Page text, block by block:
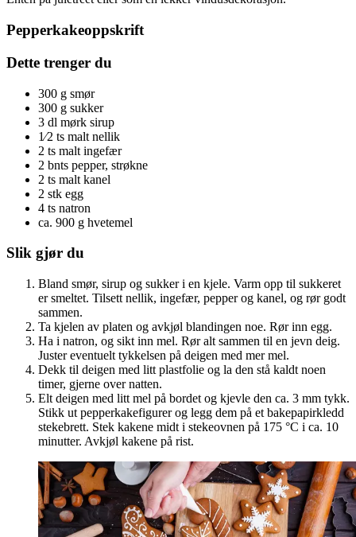
Pepperkakeoppskrift
Dette trenger du
300 g smør
300 g sukker
3 dl mørk sirup
1⁄2 ts malt nellik
2 ts malt ingefær
2 bnts pepper, strøkne
2 ts malt kanel
2 stk egg
4 ts natron
ca. 900 g hvetemel
Slik gjør du
Bland smør, sirup og sukker i en kjele. Varm opp til sukkeret
er smeltet. Tilsett nellik, ingefær, pepper og kanel, og rør godt
sammen.
Ta kjelen av platen og avkjøl blandingen noe. Rør inn egg.
Ha i natron, og sikt inn mel. Rør alt sammen til en jevn deig.
Juster eventuelt tykkelsen på deigen med mer mel.
Dekk til deigen med litt plastfolie og la den stå kaldt noen
timer, gjerne over natten.
Elt deigen med litt mel på bordet og kjevle den ca. 3 mm tykk.
Stikk ut pepperkakefigurer og legg dem på et bakepapirkledd
stekebrett. Stek kakene midt i stekeovnen på 175 °C i ca. 10
minutter. Avkjøl kakene på rist.